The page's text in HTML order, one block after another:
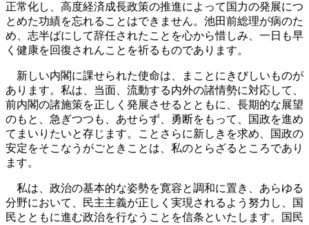
正常化し、高度経済成長政策の推進によって国力の発展につ
とめた功績を忘れることはできません。池田前総理が病のた
め、志半ばにして辞任されたことを心から惜しみ、一日も早
く健康を回復されんことを祈るものであります。
新しい内閣に課せられた使命は、まことにきびしいものが
あります。私は、当面、流動する内外の諸情勢に対応して、
前内閣の諸施策を正しく発展させるとともに、長期的な展望
のもと、急ぎつつも、あせらず、勇断をもって、国政を進め
てまいりたいと存じます。ことさらに新しきを求め、国政の
安定をそこなうがごときことは、私のとらざるところであり
ます。
私は、政治の基本的な姿勢を寛容と調和に置き、あらゆる
分野において、民主主義が正しく実現されるよう努力し、国
民とともに進む政治を行なうことを信条といたします。国民